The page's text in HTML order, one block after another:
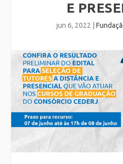
E
jun 6, 2022